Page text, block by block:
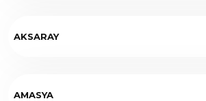
AKSARAY
AMASYA